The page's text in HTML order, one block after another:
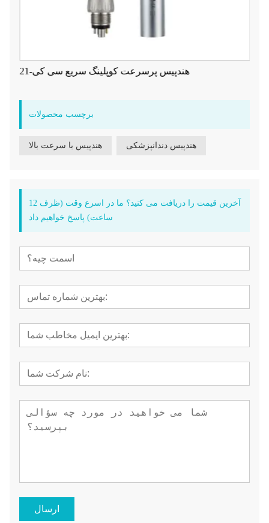
هندپیس پرسرعت کوپلینگ سریع سی کی-21
برچسب محصولات
هندپیس با سرعت بالا هندپیس دندانپزشکی
آخرین قیمت را دریافت می کنید؟ ما در اسرع وقت (ظرف 12
ساعت) پاسخ خواهیم داد
ارسال